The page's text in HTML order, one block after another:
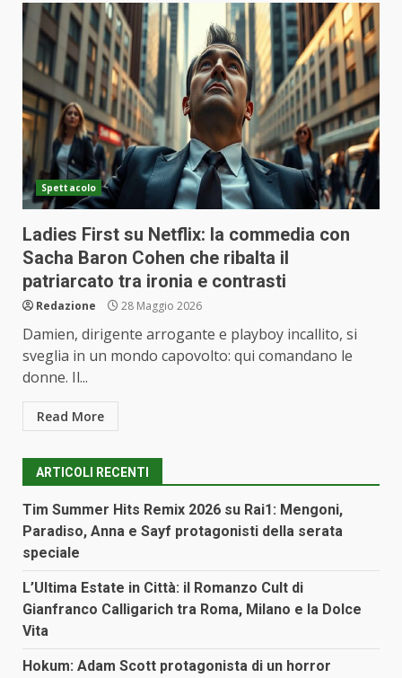
Spettacolo
Ladies First su Netflix: la commedia con
Sacha Baron Cohen che ribalta il
patriarcato tra ironia e contrasti
Redazione 28 Maggio 2026
Damien, dirigente arrogante e playboy incallito, si
sveglia in un mondo capovolto: qui comandano le
donne. Il...
Read More
ARTICOLI RECENTI
Tim Summer Hits Remix 2026 su Rai1: Mengoni,
Paradiso, Anna e Sayf protagonisti della serata
speciale
L’Ultima Estate in Città: il Romanzo Cult di
Gianfranco Calligarich tra Roma, Milano e la Dolce
Vita
Hokum: Adam Scott protagonista di un horror